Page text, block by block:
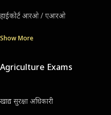
हाईकोर्ट आरओ / एआरओ
Show More
Agriculture Exams
खाद्य सुरक्षा अधिकारी